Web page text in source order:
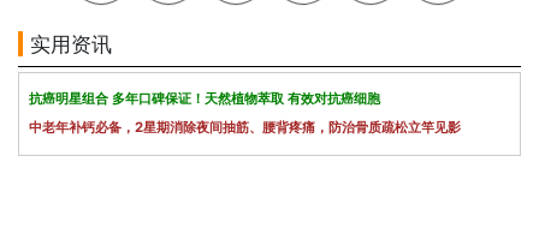
实用资讯
抗癌明星组合 多年口碑保证！天然植物萃取 有效对抗癌细胞
中老年补钙必备，2星期消除夜间抽筋、腰背疼痛，防治骨质疏松立竿见影